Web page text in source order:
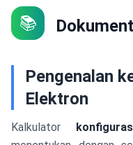
📚
Pengenalan
Elektron
Kalkulator